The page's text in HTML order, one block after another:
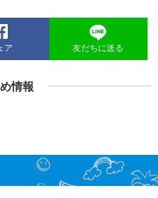
ア 友だちに送る
情報